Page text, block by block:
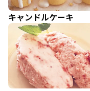
キャンドルケーキ